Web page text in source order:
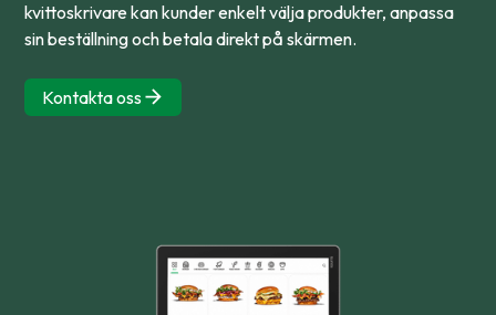
kvittoskrivare kan kunder enkelt välja produkter, anpassa
sin beställning och betala direkt på skärmen.
Kontakta oss